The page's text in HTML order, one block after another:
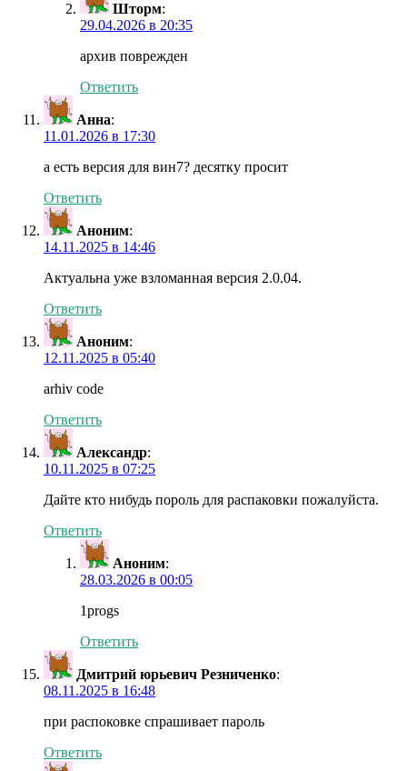
Шторм:
29.04.2026 в 20:35
архив поврежден
Ответить
Анна:
11.01.2026 в 17:30
а есть версия для вин7? десятку просит
Ответить
Аноним:
14.11.2025 в 14:46
Актуальна уже взломанная версия 2.0.04.
Ответить
Аноним:
12.11.2025 в 05:40
arhiv code
Ответить
Александр:
10.11.2025 в 07:25
Дайте кто нибудь пороль для распаковки пожалуйста.
Ответить
Аноним:
28.03.2026 в 00:05
1progs
Ответить
Дмитрий юрьевич Резниченко:
08.11.2025 в 16:48
при распоковке спрашивает пароль
Ответить